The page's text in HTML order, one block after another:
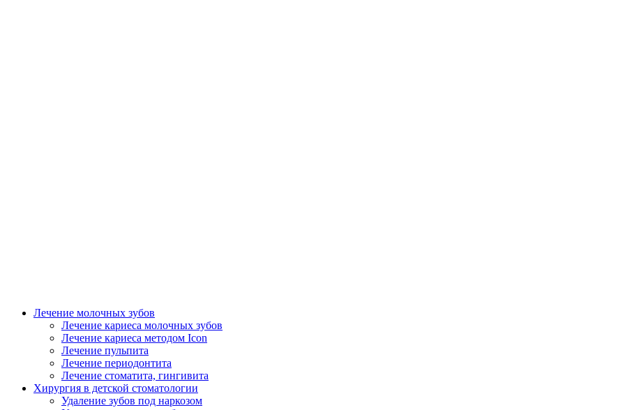
Лечение молочных зубов
Лечение кариеса молочных зубов
Лечение кариеса методом Icon
Лечение пульпита
Лечение периодонтита
Лечение стоматита, гингивита
Хирургия в детской стоматологии
Удаление зубов под наркозом